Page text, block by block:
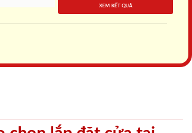
XEM KẾT QUẢ